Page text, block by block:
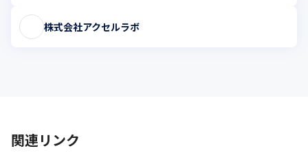
株式会社アクセルラボ
関連リンク